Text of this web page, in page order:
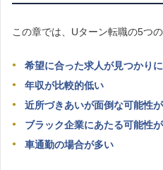
この章では、Uターン転職の5つ
希望に合った求人が見つかり
年収が比較的低い
近所づきあいが面倒な可能性
ブラック企業にあたる可能性
車通勤の場合が多い